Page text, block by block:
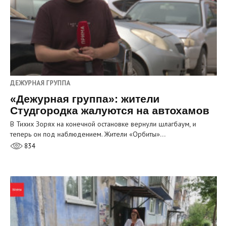
ДЕЖУРНАЯ ГРУППА
«Дежурная группа»: жители
Студгородка жалуются на автохамов
В Тихих Зорях на конечной остановке вернули шлагбаум, и
теперь он под наблюдением. Жители «Орбиты»…
834